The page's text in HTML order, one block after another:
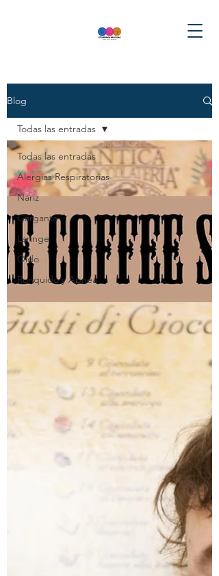
Blog
Todas las entradas
Alergias Respiratorias
Nariz
Garganta
Laringe
Oído
Ronquido y Apnea
Todas las entradas